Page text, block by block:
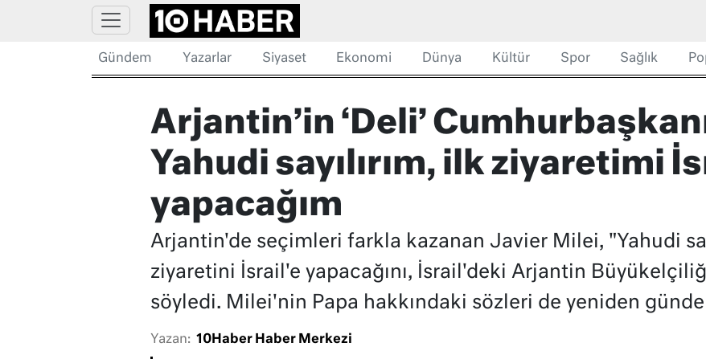
Gündem Yazarlar Siyaset Ekonomi Dünya Kültür Spor Sağlık
Arjantin’in ‘Deli’
Yahudi sayılırım, ilk ziyaretimi
yapacağım
Arjantin'de seçimleri farkla kazanan Javier Milei, "Yahudi
ziyaretini İsrail'e yapacağını, İsrail'deki Arjantin
söyledi. Milei'nin Papa hakkındaki sözleri de yeniden
Yazan: 10Haber Haber Merkezi